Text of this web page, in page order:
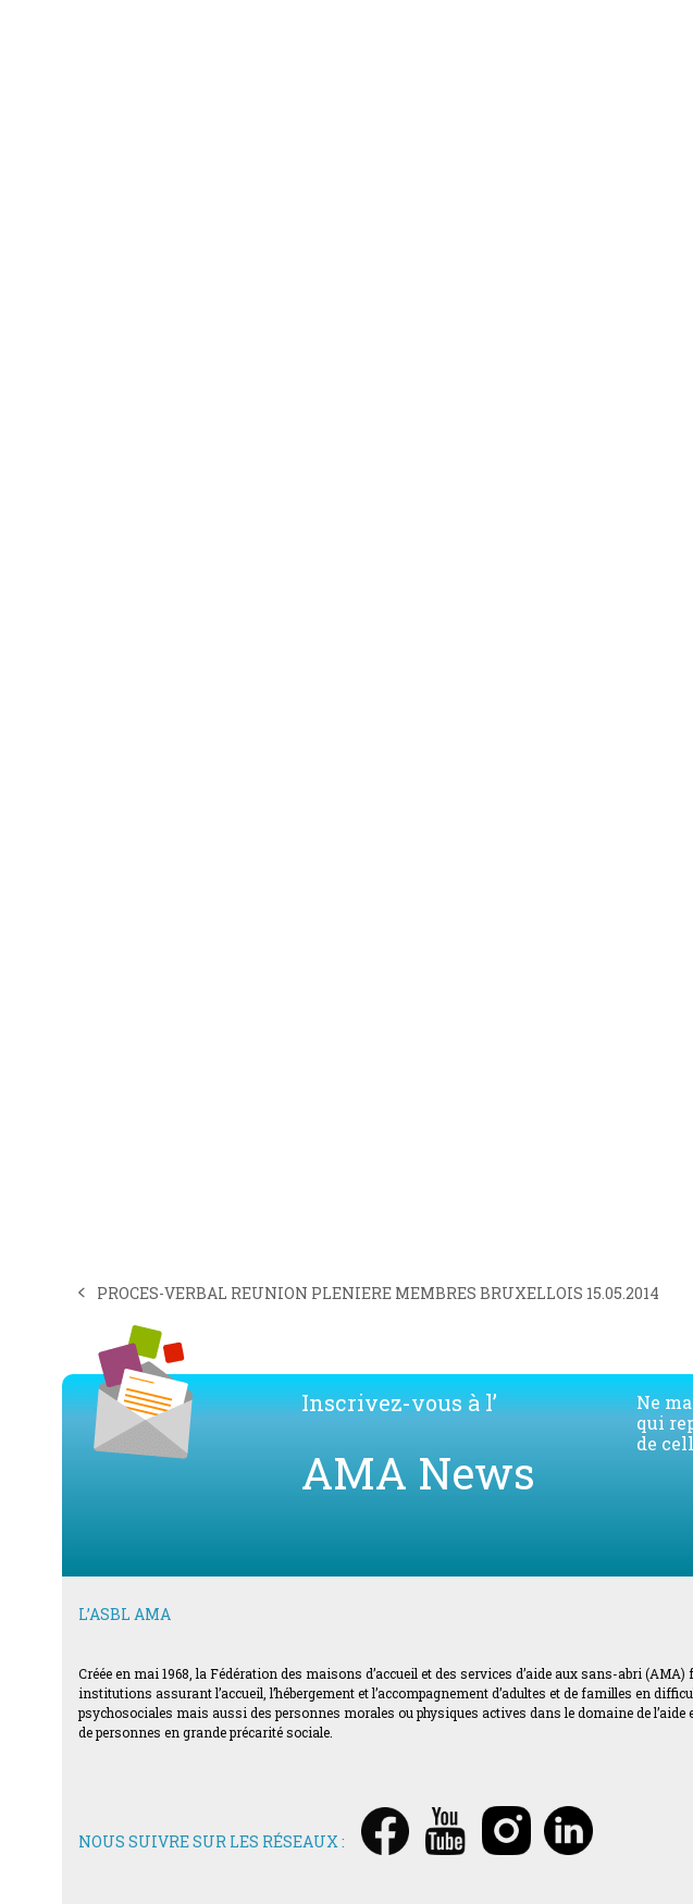
previous
PROCES-VERBAL REUNION PLENIERE MEMBRES BRUXELLOIS 15.05.2014
Inscrivez-vous à l’
AMA News
Ne
qui
de
L’ASBL AMA
Créée en mai 1968, la Fédération des maisons d’accueil et des services d’aide aux sans-abri (AMA)
institutions assurant l’accueil, l’hébergement et l’accompagnement d’adultes et de familles en
psychosociales mais aussi des personnes morales ou physiques actives dans le domaine de l’aide
de personnes en grande précarité sociale.
NOUS SUIVRE SUR LES RÉSEAUX :